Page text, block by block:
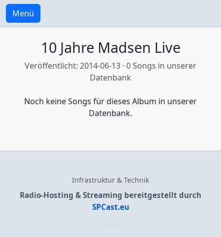
Menü
10 Jahre Madsen Live
Veröffentlicht: 2014-06-13 · 0 Songs in unserer
Datenbank
Noch keine Songs für dieses Album in unserer
Datenbank.
Infrastruktur & Technik
Radio-Hosting & Streaming bereitgestellt durch
SPCast.eu